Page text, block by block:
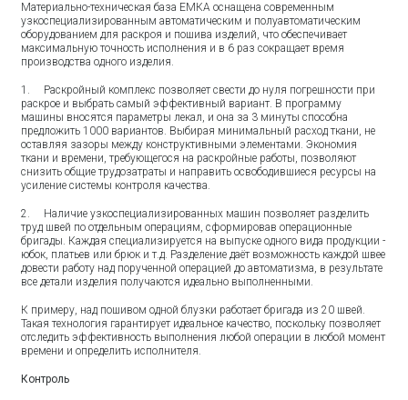
Материально-техническая база ЕМКА оснащена современным
узкоспециализированным автоматическим и полуавтоматическим
оборудованием для раскроя и пошива изделий, что обеспечивает
максимальную точность исполнения и в 6 раз сокращает время
производства одного изделия.
1. Раскройный комплекс позволяет свести до нуля погрешности при
раскрое и выбрать самый эффективный вариант. В программу
машины вносятся параметры лекал, и она за 3 минуты способна
предложить 1000 вариантов. Выбирая минимальный расход ткани, не
оставляя зазоры между конструктивными элементами. Экономия
ткани и времени, требующегося на раскройные работы, позволяют
снизить общие трудозатраты и направить освободившиеся ресурсы на
усиление системы контроля качества.
2. Наличие узкоспециализированных машин позволяет разделить
труд швей по отдельным операциям, сформировав операционные
бригады. Каждая специализируется на выпуске одного вида продукции -
юбок, платьев или брюк и т.д. Разделение даёт возможность каждой швее
довести работу над порученной операцией до автоматизма, в результате
все детали изделия получаются идеально выполненными.
К примеру, над пошивом одной блузки работает бригада из 20 швей.
Такая технология гарантирует идеальное качество, поскольку позволяет
отследить эффективность выполнения любой операции в любой момент
времени и определить исполнителя.
Контроль